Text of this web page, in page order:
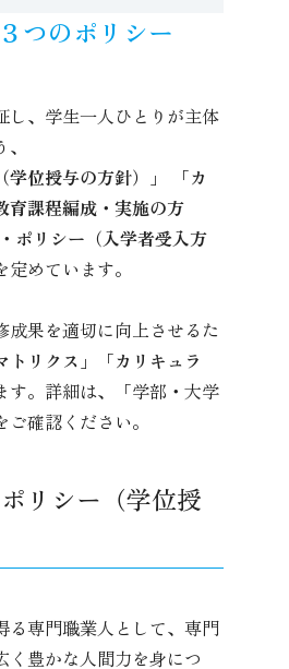
つのポリシー
し、学生一人ひとりが主体
学位授与の方針）」 「カ
育課程編成・実施の方
ポリシー（入学者受入方
めています。
成果を適切に向上させるた
トリクス」「カリキュラ
す。詳細は、「学部・大学
確認ください。
リシー（学位授
る専門職業人として、専門
く豊かな人間力を身につ